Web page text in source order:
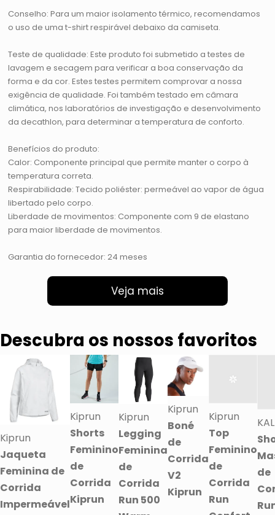
Conselho: Para um maior isolamento térmico, recomendamos
o uso de uma t-shirt respirável debaixo da camiseta.
Teste de qualidade: Este produto foi submetido a testes de
lavagem e secagem para verificar a boa conservação da
forma e da cor. Estes testes permitem comprovar a nossa
exigência de qualidade. Foi também testado em câmara
climática, nos laboratórios de investigação e desenvolvimento
da decathlon, para determinar a temperatura de conforto.
Benefícios do produto:
Calor: Componente principal que permite manter o corpo à
temperatura correta.
Respirabilidade: Tecido poliéster: permeável ao vapor de água
libertado pelo corpo.
Liberdade de movimentos: Componente com 9 de elastano
para maior liberdade de movimentos.
Garantia do fornecedor: 24 meses
Veja mais
Descubra os nossos favoritos
Kiprun
Jaqueta
Feminina de
Corrida
Impermeável
Kiprun
Shorts
Feminino
de
Corrida
Kiprun
Kiprun
Legging
Feminina
de
Corrida
Run 500
Kiprun
Boné
de
Corrida
V2
Kiprun
Kiprun
Top
Feminino
de
Corrida
Run
de